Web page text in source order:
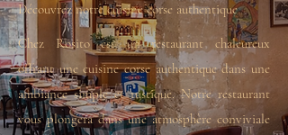
Découvrez notre cuisine corse authentique
Chez Rosito est un restaurant chaleureux
offrant une cuisine corse authentique dans une
ambiance simple et rustique. Notre restaurant
vous plongera dans une atmosphère conviviale